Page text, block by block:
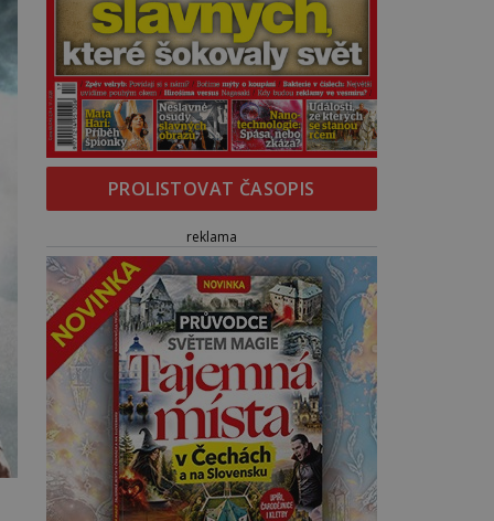
PROLISTOVAT ČASOPIS
reklama